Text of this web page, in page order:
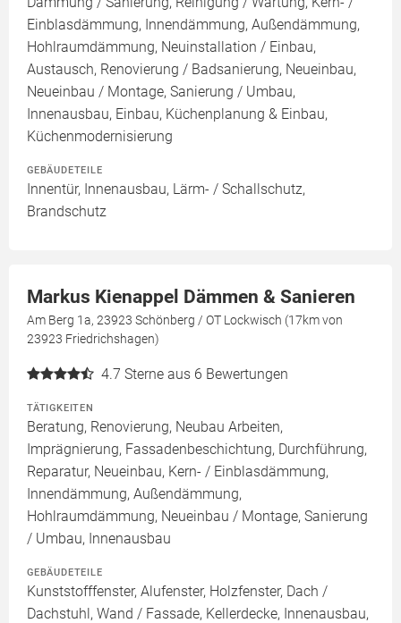
Einblasdämmung, Innendämmung, Außendämmung,
Hohlraumdämmung, Neuinstallation / Einbau,
Austausch, Renovierung / Badsanierung, Neueinbau,
Neueinbau / Montage, Sanierung / Umbau,
Innenausbau, Einbau, Küchenplanung & Einbau,
Küchenmodernisierung
GEBÄUDETEILE
Innentür, Innenausbau, Lärm- / Schallschutz,
Brandschutz
Markus Kienappel Dämmen & Sanieren
Am Berg 1a, 23923 Schönberg / OT Lockwisch (17km von
23923 Friedrichshagen)
4.7 Sterne aus 6 Bewertungen
TÄTIGKEITEN
Beratung, Renovierung, Neubau Arbeiten,
Imprägnierung, Fassadenbeschichtung, Durchführung,
Reparatur, Neueinbau, Kern- / Einblasdämmung,
Innendämmung, Außendämmung,
Hohlraumdämmung, Neueinbau / Montage, Sanierung
/ Umbau, Innenausbau
GEBÄUDETEILE
Kunststofffenster, Alufenster, Holzfenster, Dach /
Dachstuhl, Wand / Fassade, Kellerdecke, Innenausbau,